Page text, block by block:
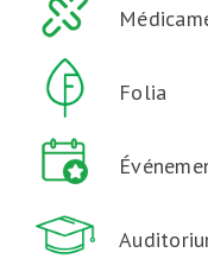
Folia